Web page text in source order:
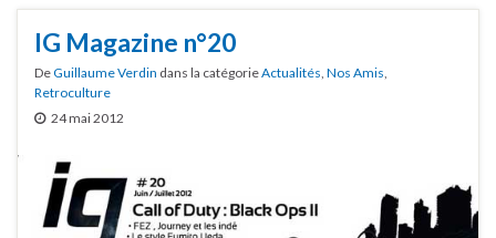
IG Magazine n°20
DeGuillaume Verdin dans la catégorieActualités Nos Amis
Retroculture
24 mai 2012